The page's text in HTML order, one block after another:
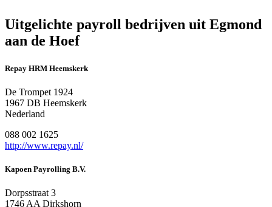
Uitgelichte payroll bedrijven uit Egmond
aan de Hoef
Repay HRM Heemskerk
De Trompet 1924
1967 DB Heemskerk
Nederland
088 002 1625
http://www.repay.nl/
Kapoen Payrolling B.V.
Dorpsstraat 3
1746 AA Dirkshorn